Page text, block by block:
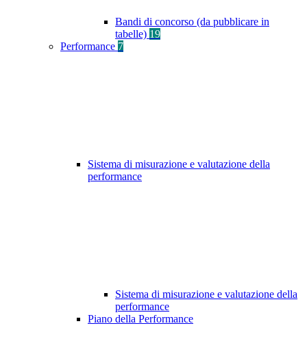
Bandi di concorso (da pubblicare in
tabelle) 19
Performance 7
Sistema di misurazione e valutazione della
performance
Sistema di misurazione e valutazione della
performance
Piano della Performance